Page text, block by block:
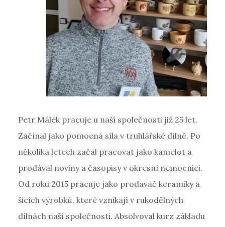
Petr Málek pracuje u naší společnosti již 25 let.
Začínal jako pomocná síla v truhlářské dílně. Po
několika letech začal pracovat jako kamelot a
prodával noviny a časopisy v okresní nemocnici.
Od roku 2015 pracuje jako prodavač keramiky a
šicích výrobků, které vznikají v rukodělných
dílnách naší společnosti. Absolvoval kurz základu